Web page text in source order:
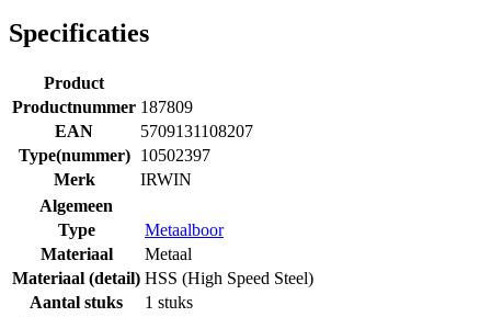
Specificaties
Product
Productnummer 187809
EAN
5709131108207
Type(nummer)
10502397
Merk
IRWIN
Algemeen
Type
Metaalboor
Materiaal
Metaal
Materiaal (detail) HSS (High Speed Steel)
Aantal stuks
1 stuks